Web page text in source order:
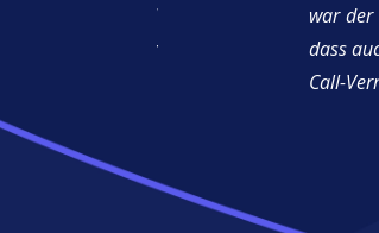
war der
dass
Call-